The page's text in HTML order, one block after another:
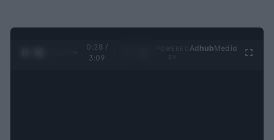
0:28 /
3:09
Ad hubMedia